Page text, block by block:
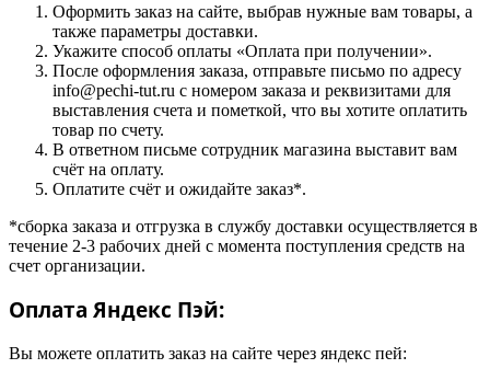
Оформить заказ на сайте, выбрав нужные вам товары, а
также параметры доставки.
Укажите способ оплаты «Оплата при получении».
После оформления заказа, отправьте письмо по адресу
info@pechi-tut.ru с номером заказа и реквизитами для
выставления счета и пометкой, что вы хотите оплатить
товар по счету.
В ответном письме сотрудник магазина выставит вам
счёт на оплату.
Оплатите счёт и ожидайте заказ*.
*сборка заказа и отгрузка в службу доставки осуществляется в
течение 2-3 рабочих дней с момента поступления средств на
счет организации.
Оплата Яндекс Пэй:
Вы можете оплатить заказ на сайте через яндекс пей: